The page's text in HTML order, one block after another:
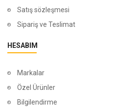
Satış sözleşmesi
Sipariş ve Teslimat
HESABIM
Markalar
Özel Ürünler
Bilgilendirme